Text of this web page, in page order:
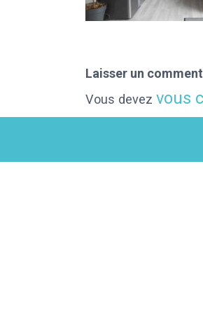
Laisser un
Vous devez vous